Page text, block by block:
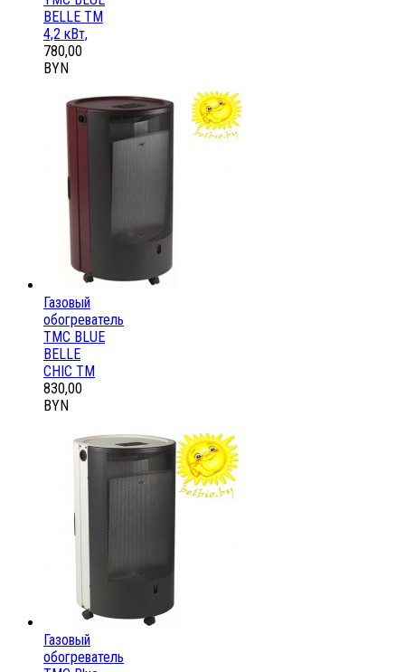
BELLE ТМ
4,2 кВт,
780,00
BYN
Газовый
обогреватель
ТМС BLUE
BELLE
CHIC ТМ
830,00
BYN
Газовый
обогреватель